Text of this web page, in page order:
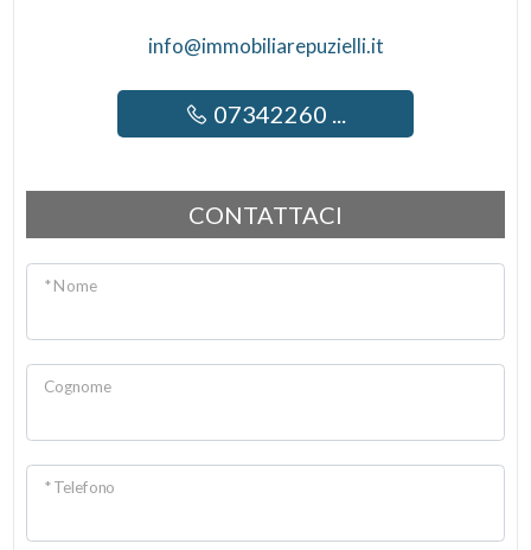
info@immobiliarepuzielli.it
07342260 ...
CONTATTACI
* Nome
Cognome
* Telefono